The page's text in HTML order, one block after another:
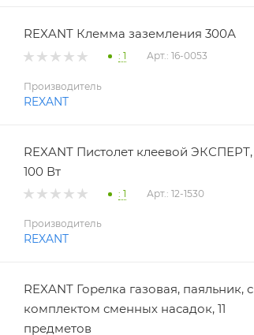
REXANT Клемма заземления 300А
: 1 Арт.: 16-0053
Производитель
REXANT
REXANT Пистолет клеевой ЭКСПЕРТ,
100 Вт
: 1 Арт.: 12-1530
Производитель
REXANT
REXANT Горелка газовая, паяльник, с
комплектом сменных насадок, 11
предметов